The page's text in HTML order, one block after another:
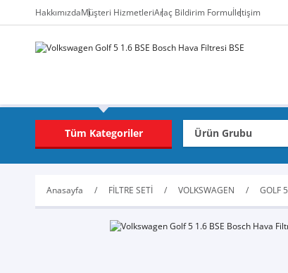
HakkımızdaMüşteri HizmetleriAraç Bildirim Formuİletişim
Tüm Kategoriler
Anasayfa FİLTRE SETİ VOLKSWAGEN GOLF 5